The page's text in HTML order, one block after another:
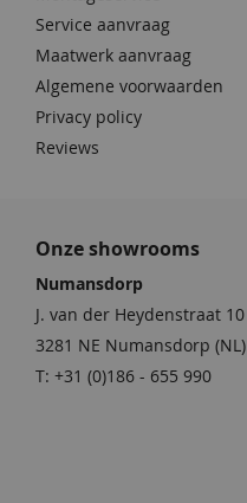
Service aanvraag
Maatwerk aanvraag
Algemene voorwaarden
Privacy policy
Reviews
Onze showrooms
Numansdorp
J. van der Heydenstraat 10
3281 NE Numansdorp (NL)
T: +31 (0)186 - 655 990